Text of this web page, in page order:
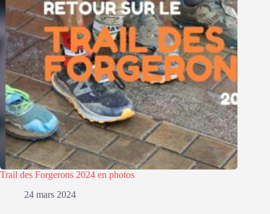
Trail des Forgerons 2024 en photos
24 mars 2024